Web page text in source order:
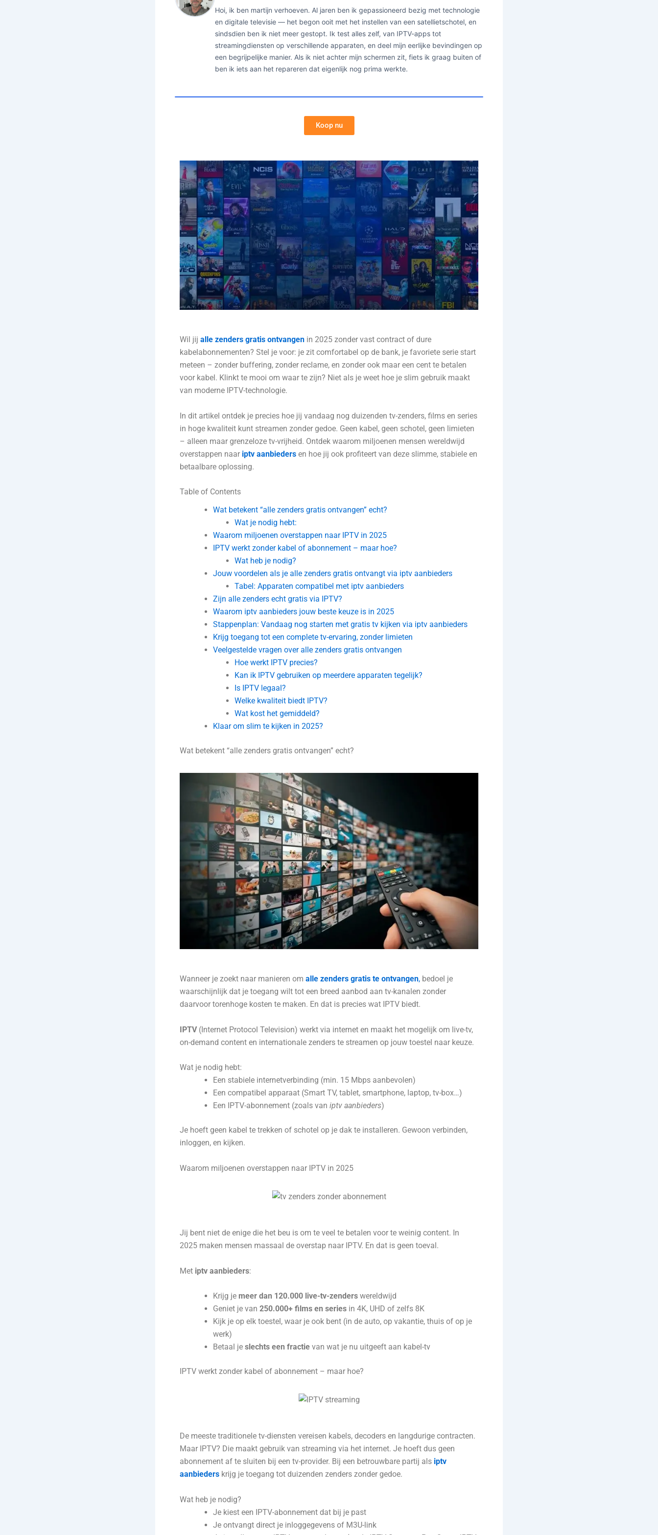
Hoi, ik ben martijn verhoeven. Al jaren ben ik gepassioneerd bezig met technologie
en digitale televisie — het begon ooit met het instellen van een satellietschotel, en
sindsdien ben ik niet meer gestopt. Ik test alles zelf, van IPTV-apps tot
streamingdiensten op verschillende apparaten, en deel mijn eerlijke bevindingen op
een begrijpelijke manier. Als ik niet achter mijn schermen zit, fiets ik graag buiten of
ben ik iets aan het repareren dat eigenlijk nog prima werkte.
Koop nu
Wil jij alle zenders gratis ontvangen in 2025 zonder vast contract of dure
kabelabonnementen? Stel je voor: je zit comfortabel op de bank, je favoriete serie start
meteen – zonder buffering, zonder reclame, en zonder ook maar een cent te betalen
voor kabel. Klinkt te mooi om waar te zijn? Niet als je weet hoe je slim gebruik maakt
van moderne IPTV-technologie.
In dit artikel ontdek je precies hoe jij vandaag nog duizenden tv-zenders, films en series
in hoge kwaliteit kunt streamen zonder gedoe. Geen kabel, geen schotel, geen limieten
– alleen maar grenzeloze tv-vrijheid. Ontdek waarom miljoenen mensen wereldwijd
overstappen naar iptv aanbieders en hoe jij ook profiteert van deze slimme, stabiele en
betaalbare oplossing.
Table of Contents
Wat betekent “alle zenders gratis ontvangen” echt?
Wat je nodig hebt:
Waarom miljoenen overstappen naar IPTV in 2025
IPTV werkt zonder kabel of abonnement – maar hoe?
Wat heb je nodig?
Jouw voordelen als je alle zenders gratis ontvangt via iptv aanbieders
Tabel: Apparaten compatibel met iptv aanbieders
Zijn alle zenders echt gratis via IPTV?
Waarom iptv aanbieders jouw beste keuze is in 2025
Stappenplan: Vandaag nog starten met gratis tv kijken via iptv aanbieders
Krijg toegang tot een complete tv-ervaring, zonder limieten
Veelgestelde vragen over alle zenders gratis ontvangen
Hoe werkt IPTV precies?
Kan ik IPTV gebruiken op meerdere apparaten tegelijk?
Is IPTV legaal?
Welke kwaliteit biedt IPTV?
Wat kost het gemiddeld?
Klaar om slim te kijken in 2025?
Wat betekent “alle zenders gratis ontvangen” echt?
Wanneer je zoekt naar manieren om alle zenders gratis te ontvangen, bedoel je
waarschijnlijk dat je toegang wilt tot een breed aanbod aan tv-kanalen zonder
daarvoor torenhoge kosten te maken. En dat is precies wat IPTV biedt.
IPTV(Internet Protocol Television) werkt via internet en maakt het mogelijk om live-tv,
on-demand content en internationale zenders te streamen op jouw toestel naar keuze.
Wat je nodig hebt:
Een stabiele internetverbinding (min. 15 Mbps aanbevolen)
Een compatibel apparaat (Smart TV, tablet, smartphone, laptop, tv-box…)
Een IPTV-abonnement (zoals van iptv aanbieders)
Je hoeft geen kabel te trekken of schotel op je dak te installeren. Gewoon verbinden,
inloggen, en kijken.
Waarom miljoenen overstappen naar IPTV in 2025
Jij bent niet de enige die het beu is om te veel te betalen voor te weinig content. In
2025 maken mensen massaal de overstap naar IPTV. En dat is geen toeval.
Met iptv aanbieders:
Krijg je meer dan 120.000 live-tv-zenders wereldwijd
Geniet je van 250.000+ films en series in 4K, UHD of zelfs 8K
Kijk je op elk toestel, waar je ook bent (in de auto, op vakantie, thuis of op je
werk)
Betaal je slechts een fractie van wat je nu uitgeeft aan kabel-tv
IPTV werkt zonder kabel of abonnement – maar hoe?
De meeste traditionele tv-diensten vereisen kabels, decoders en langdurige contracten.
Maar IPTV? Die maakt gebruik van streaming via het internet. Je hoeft dus geen
abonnement af te sluiten bij een tv-provider. Bij een betrouwbare partij als iptv
aanbieders krijg je toegang tot duizenden zenders zonder gedoe.
Wat heb je nodig?
Je kiest een IPTV-abonnement dat bij je past
Je ontvangt direct je inloggegevens of M3U-link